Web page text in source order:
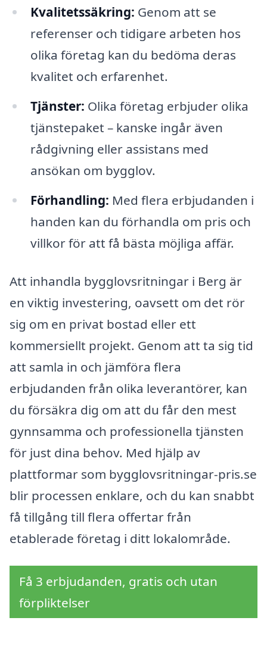
Kvalitetssäkring: Genom att se
referenser och tidigare arbeten hos
olika företag kan du bedöma deras
kvalitet och erfarenhet.
Tjänster: Olika företag erbjuder olika
tjänstepaket – kanske ingår även
rådgivning eller assistans med
ansökan om bygglov.
Förhandling: Med flera erbjudanden i
handen kan du förhandla om pris och
villkor för att få bästa möjliga affär.
Att inhandla bygglovsritningar i Berg är
en viktig investering, oavsett om det rör
sig om en privat bostad eller ett
kommersiellt projekt. Genom att ta sig tid
att samla in och jämföra flera
erbjudanden från olika leverantörer, kan
du försäkra dig om att du får den mest
gynnsamma och professionella tjänsten
för just dina behov. Med hjälp av
plattformar som bygglovsritningar-pris.se
blir processen enklare, och du kan snabbt
få tillgång till flera offertar från
etablerade företag i ditt lokalområde.
Få 3 erbjudanden, gratis och utan
förpliktelser